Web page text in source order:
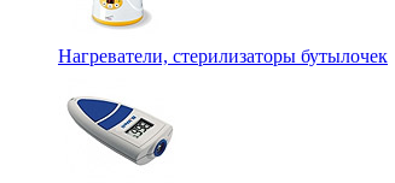
Нагреватели, стерилизаторы бутылочек